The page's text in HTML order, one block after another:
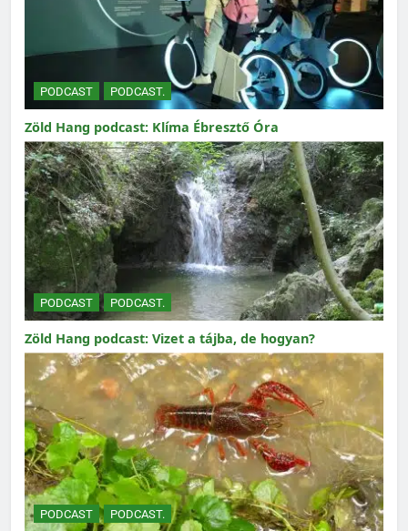
PODCAST PODCAST.
Zöld Hang podcast: Klíma Ébresztő Óra
PODCAST PODCAST.
Zöld Hang podcast: Vizet a tájba, de hogyan?
PODCAST PODCAST.